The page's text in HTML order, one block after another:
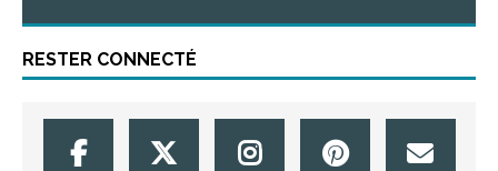
RESTER CONNECTÉ